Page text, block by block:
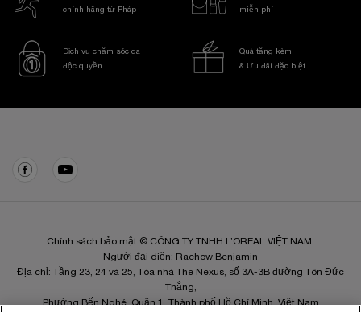
chính hãng từ Pháp
miễn phí
Dịch vụ chăm sóc da
độc quyền
Quà tặng kèm
& Ưu đãi đặc biệt
Chính sách bảo mật © CÔNG TY TNHH L’OREAL VIỆT NAM.
Người đại diện: Rachow Benjamin
Địa chỉ: Tầng 23, 24 và 25, Tòa nhà The Nexus, số 3A-3B đường Tôn Đức
Thắng,
Phường Bến Nghé, Quận 1, Thành phố Hồ Chí Minh, Việt Nam